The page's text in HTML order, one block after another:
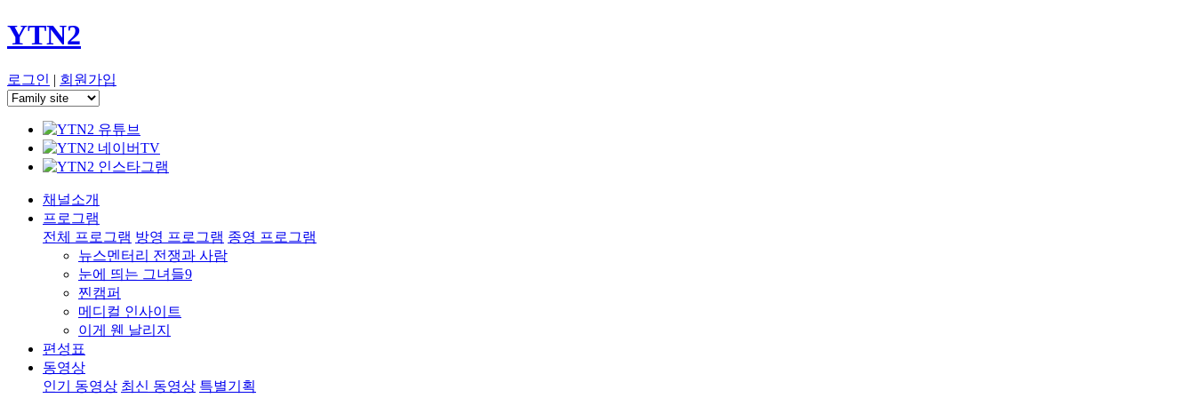
YTN2
로그인 | 회원가입
채널소개
프로그램
전체 프로그램 방영 프로그램 종영 프로그램
뉴스멘터리 전쟁과 사람
눈에 띄는 그녀들9
찐캠퍼
메디컬 인사이트
이게 웬 날리지
편성표
동영상
인기 동영상 최신 동영상 특별기획